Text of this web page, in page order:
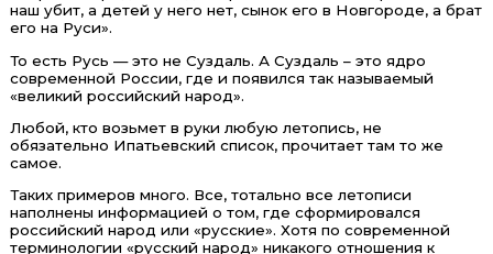
наш убит, а детей у него нет, сынок его в Новгороде, а брат
его на Руси».
То есть Русь — это не Суздаль. А Суздаль – это ядро
современной России, где и появился так называемый
«великий российский народ».
Любой, кто возьмет в руки любую летопись, не
обязательно Ипатьевский список, прочитает там то же
самое.
Таких примеров много. Все, тотально все летописи
наполнены информацией о том, где сформировался
российский народ или «русские». Хотя по современной
терминологии «русский народ» никакого отношения к